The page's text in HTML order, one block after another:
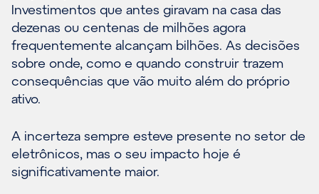
Investimentos que antes giravam na casa das
dezenas ou centenas de milhões agora
frequentemente alcançam bilhões. As decisões
sobre onde, como e quando construir trazem
consequências que vão muito além do próprio
ativo.
A incerteza sempre esteve presente no setor de
eletrônicos, mas o seu impacto hoje é
significativamente maior.